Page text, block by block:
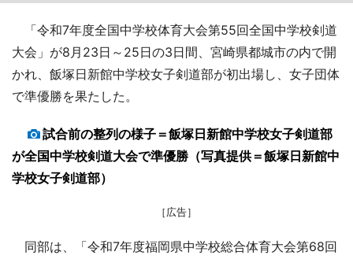
「令和7年度全国中学校体育大会第55回全国中学校剣道
大会」が8月23日～25日の3日間、宮崎県都城市の内で開
かれ、飯塚日新館中学校女子剣道部が初出場し、女子団体
で準優勝を果たした。
試合前の整列の様子＝飯塚日新館中学校女子剣道部
が全国中学校剣道大会で準優勝（写真提供＝飯塚日新館中
学校女子剣道部）
［広告］
同部は、「令和7年度福岡県中学校総合体育大会第68回